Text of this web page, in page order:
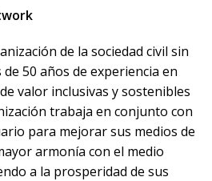
de la sociedad civil sin
50 años de experiencia en
valor inclusivas y sostenibles
trabaja en conjunto con
para mejorar sus medios de
armonía con el medio
a la prosperidad de sus